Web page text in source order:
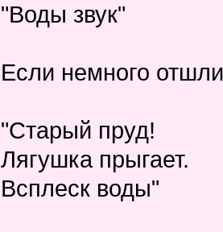
"Воды звук"
Если немного
"Старый пруд!
Лягушка прыгает.
Всплеск воды"